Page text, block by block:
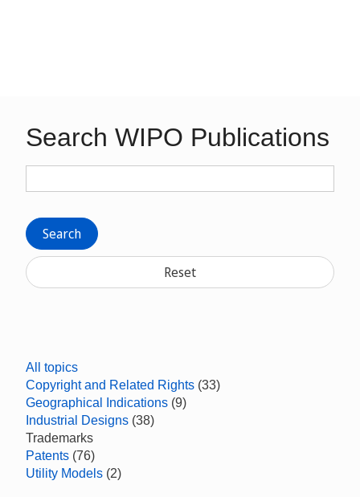
Search WIPO Publications
Search
Reset
All topics
Copyright and Related Rights (33)
Geographical Indications (9)
Industrial Designs (38)
Trademarks
Patents (76)
Utility Models (2)